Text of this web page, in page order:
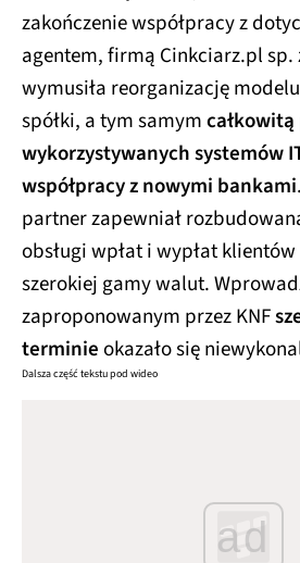
zakończenie współpracy z
agentem, firmą Cinkciarz.pl sp.
wymusiła reorganizację
spółki, a tym samym
wykorzystywanych systemów
współpracy z nowymi bankami
partner zapewniał
obsługi wpłat i wypłat
szerokiej gamy walut.
zaproponowanym przez KNF
terminieokazało się
Dalsza część tekstu pod wideo
ad